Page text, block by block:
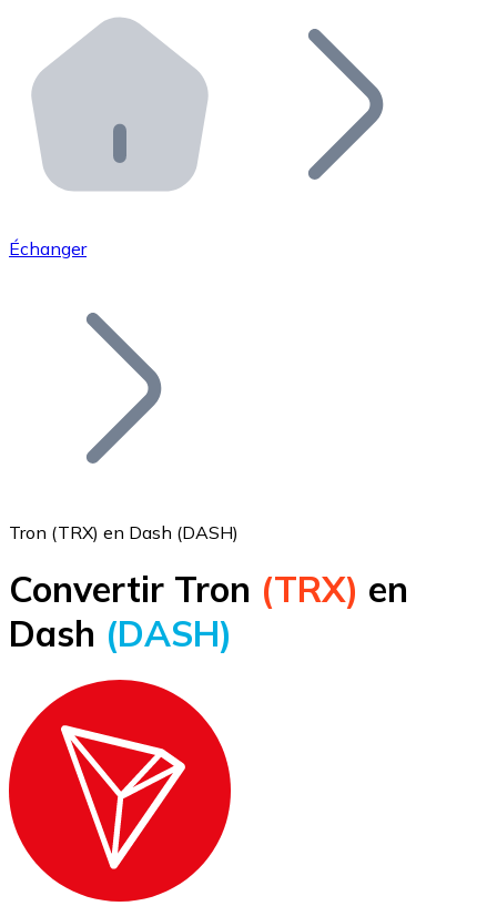
Distributeurs automatiques Bitnovo
Intégrez un ATM Bitnovo dans votre entreprise et
API Bitnovo
Intégrez notre API dans votre écosystème.
Rejoignez notre réseau de distributeurs et
Ajoutez le token de votre projet à notre service
Bitcoin
BTC
Échanger
Tron (TRX) en Dash (DASH)
Convertir Tron (TRX) en
Dash (DASH)